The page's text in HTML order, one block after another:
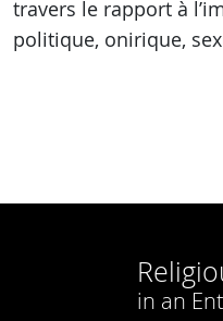
travers le rapport à
politique, onirique,
in an